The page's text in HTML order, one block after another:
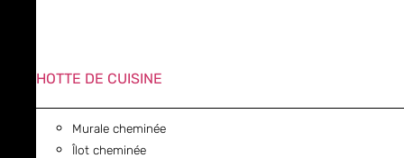
HOTTE DE CUISINE
Murale cheminée
Îlot cheminée